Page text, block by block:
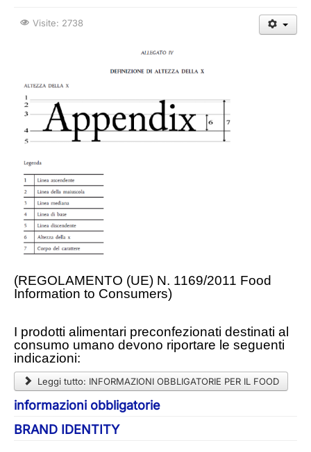
Visite: 2738
(REGOLAMENTO (UE) N. 1169/2011 Food
Information to Consumers)
I prodotti alimentari preconfezionati destinati al
consumo umano devono riportare le seguenti
indicazioni:
Leggi tutto: INFORMAZIONI OBBLIGATORIE PER IL FOOD
informazioni obbligatorie
BRAND IDENTITY